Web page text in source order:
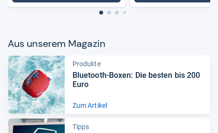
Aus unse­rem Maga­zin
Produkte
Blue­tooth-​Boxen: Die bes­ten bis 200
Euro
Zum Artikel
Tipps